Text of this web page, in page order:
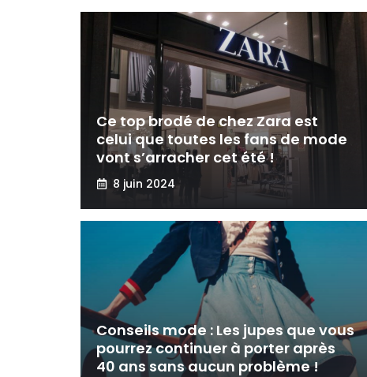
Ce top brodé de chez Zara est
celui que toutes les fans de mode
vont s’arracher cet été !
8 juin 2024
Conseils mode : Les jupes que vous
pourrez continuer à porter après
40 ans sans aucun problème !